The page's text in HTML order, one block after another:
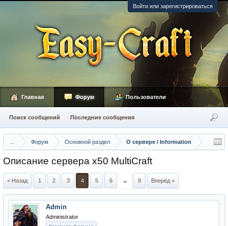
Войти или зарегистрироваться
Форум Основной раздел О сервере / Information
Описание сервера х50 MultiCraft
< Назад 1 2 3 4 5 6 → 9 Вперёд >
Admin
Administrator
Главная Форум
Поиск сообщений Последние сообщения
Пользователи